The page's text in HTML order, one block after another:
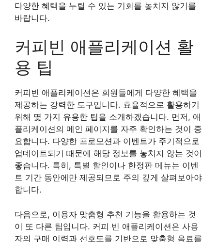
다양한 혜택을 누릴 수 있는 기회를 놓치지 않기를
바랍니다.
커피빈 애플리케이션 활
용 팁
커피빈 애플리케이션은 회원들에게 다양한 혜택을
제공하는 강력한 도구입니다. 효율적으로 활용하기
위해 몇 가지 유용한 팁을 소개하겠습니다. 먼저, 애
플리케이션의 메인 페이지를 자주 확인하는 것이 중
요합니다. 다양한 프로모션과 이벤트가 주기적으로
업데이트되기 때문에 해당 정보를 놓치지 않는 것이
좋습니다. 특히, 특별 할인이나 한정판 메뉴는 이벤
트 기간 동안에만 제공되므로 주의 깊게 살펴보아야
합니다.
다음으로, 이용자 맞춤형 추천 기능을 활용하는 것
이 또 다른 팁입니다. 커피 빈 애플리케이션은 사용
자의 구매 이력과 선호도를 기반으로 맞춤형 음료를